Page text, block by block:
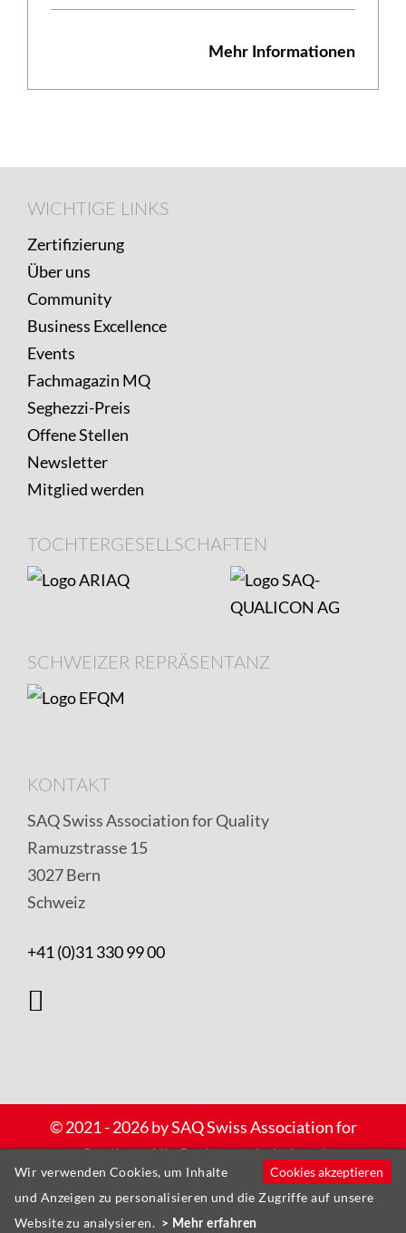
Mehr Informationen
WICHTIGE
WICHTIGE LINKS
Zertifizierung
Über uns
Community
Business Excellence
Events
Fachmagazin MQ
Seghezzi-Preis
Offene Stellen
Newsletter
Mitglied werden
TOCHTERGESELLSCHAFTEN
SCHWEIZER REPRÄSENTANZ
KONTAKT
SAQ Swiss Association for Quality
Ramuzstrasse 15
3027 Bern
Schweiz
+41 (0)31 330 99 00
Copyright
und
Datenschutz
© 2021 - 2026 by SAQ Swiss Association for
Quality – Alle Rechte vorbehalten |
Datenschutzerklärung
Verantwortliche
Website byupdate AG
Cookies akzeptieren
Wir verwenden Cookies, um Inhalte
und Anzeigen zu personalisieren und die Zugriffe auf unsere
Website zu analysieren.
Mehr erfahren